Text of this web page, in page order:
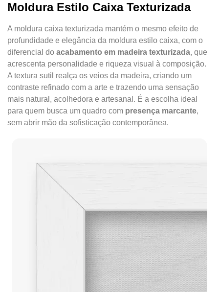
Moldura Estilo Caixa Texturizada
A moldura caixa texturizada mantém o mesmo efeito de
profundidade e elegância da moldura estilo caixa, com o
diferencial do acabamento em madeira texturizada, que
acrescenta personalidade e riqueza visual à composição.
A textura sutil realça os veios da madeira, criando um
contraste refinado com a arte e trazendo uma sensação
mais natural, acolhedora e artesanal. É a escolha ideal
para quem busca um quadro com presença marcante,
sem abrir mão da sofisticação contemporânea.